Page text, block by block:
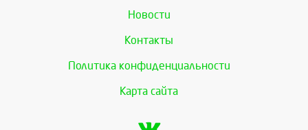
Новости
Контакты
Политика конфиденциальности
Карта сайта